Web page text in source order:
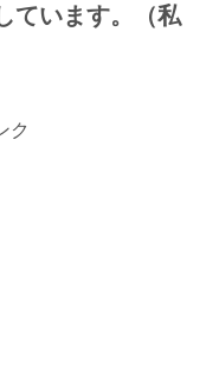
ています。
（私
ク